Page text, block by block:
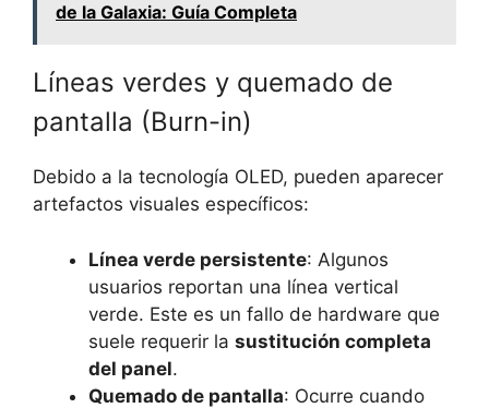
de la Galaxia: Guía Completa
Líneas verdes y quemado de
pantalla (Burn-in)
Debido a la tecnología OLED, pueden aparecer
artefactos visuales específicos:
Línea verde persistente: Algunos
usuarios reportan una línea vertical
verde. Este es un fallo de hardware que
suele requerir la sustitución completa
del panel.
Quemado de pantalla: Ocurre cuando